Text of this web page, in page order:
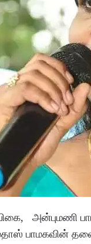
பாமகவின்